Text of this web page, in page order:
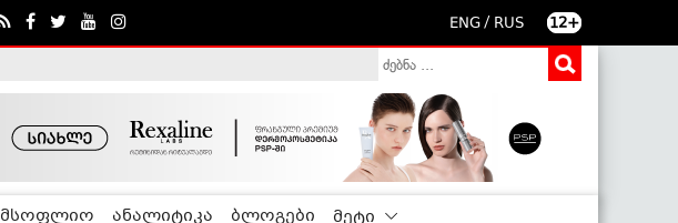
ENG / RUS 12+
მსოფლიო ანალიტიკა ბლოგები მეტი